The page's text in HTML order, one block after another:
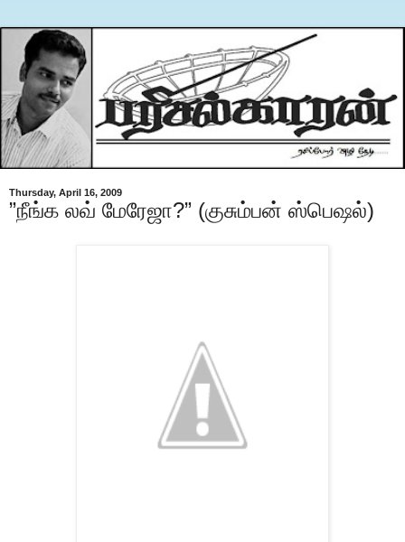
Thursday, April 16, 2009
”நீங்க லவ் மேரேஜா?” (குசும்பன் ஸ்பெஷல்)